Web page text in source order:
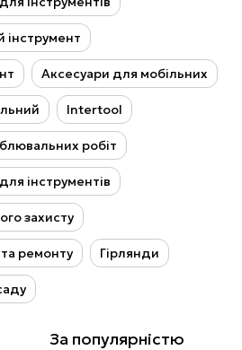
Аксесуари для мобільних
Intertool
робіт
інструментів
захисту
ремонту Гірлянди
За популярністю